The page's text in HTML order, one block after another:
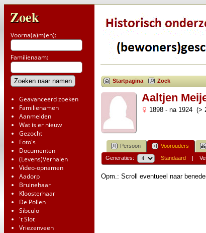
Zoek
Voorna(a)m(en):
Familienaam:
Geavanceerd zoeken
Familienamen
Aanmelden
Wat is er nieuw
Gezocht
Foto's
Documenten
(Levens)Verhalen
Video-opnamen
Aadorp
Bruinehaar
Kloosterhaar
De Pollen
Sibculo
't Slot
Vriezenveen
Startpagina Zoek
Aaltjen
1898 - na 1924 (>
Persoon Voorouders
Generaties: Standaard|
Opm.: Scroll eventueel naar